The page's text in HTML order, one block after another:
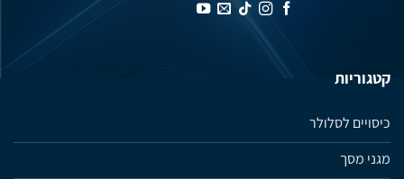
קטגוריות
כיסויים לסלולר
מגני מסך